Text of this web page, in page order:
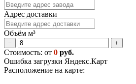
Адрес доставки
Объём м³
− +
Стоимость: от 0 руб.
Ошибка загрузки Яндекс.Карт
Расположение на карте: